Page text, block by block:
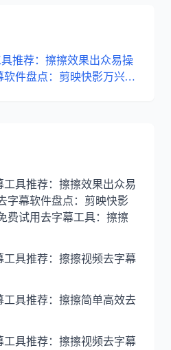
推荐：擦擦效果出众易操
具推荐：擦擦效果出众易
字幕软件盘点：剪映快影
费试用去字幕工具：擦擦
具推荐：擦擦视频去字幕
具推荐：擦擦简单高效去
具推荐：擦擦视频去字幕